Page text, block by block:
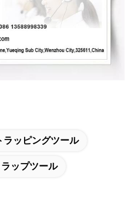
ラッピングツール
ップツール